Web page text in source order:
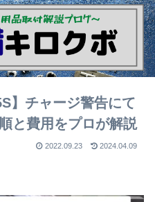
】チャージ警告にて
と費用をプロが解説
2022.09.23 2024.04.09